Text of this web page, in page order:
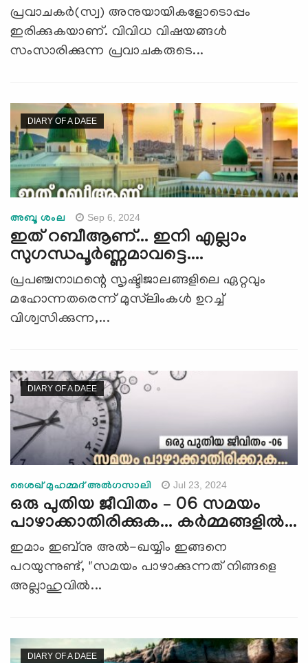
പ്രവാചകര്‍(സ്വ) അനുയായികളോടൊപ്പം
ഇരിക്കുകയാണ്. വിവിധ വിഷയങ്ങള്‍
സംസാരിക്കുന്ന പ്രവാചകരുടെ...
DIARY OF A DAEE
അബൂ ശംല Sep 6, 2024
ഇത് റബീആണ്... ഇനി എല്ലാം
സുഗന്ധപൂര്‍ണ്ണമാവട്ടെ....
പ്രപഞ്ചനാഥന്റെ സൃഷ്ടിജാലങ്ങളിലെ ഏറ്റവും
മഹോന്നതരെന്ന് മുസ്‍ലിംകള്‍ ഉറച്ച്
വിശ്വസിക്കുന്ന,...
DIARY OF A DAEE
ശൈഖ് മുഹമ്മദ് അല്‍ഗസാലി Jul 23, 2024
ഒരു പുതിയ ജീവിതം – 06 സമയം
പാഴാക്കാതിരിക്കുക... കര്‍മ്മങ്ങളില്‍...
ഇമാം ഇബ്നു അൽ-ഖയ്യിം ഇങ്ങനെ
പറയുന്നുണ്ട്, "സമയം പാഴാക്കുന്നത് നിങ്ങളെ
അല്ലാഹുവിൽ...
DIARY OF A DAEE